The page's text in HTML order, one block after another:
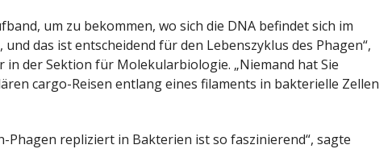
um zu bekommen, wo sich die DNA befindet sich im
das ist entscheidend für den Lebenszyklus des Phagen“,
der Sektion für Molekularbiologie. „Niemand hat Sie
cargo-Reisen entlang eines filaments in bakterielle Zellen
Phagen repliziert in Bakterien ist so faszinierend“, sagte